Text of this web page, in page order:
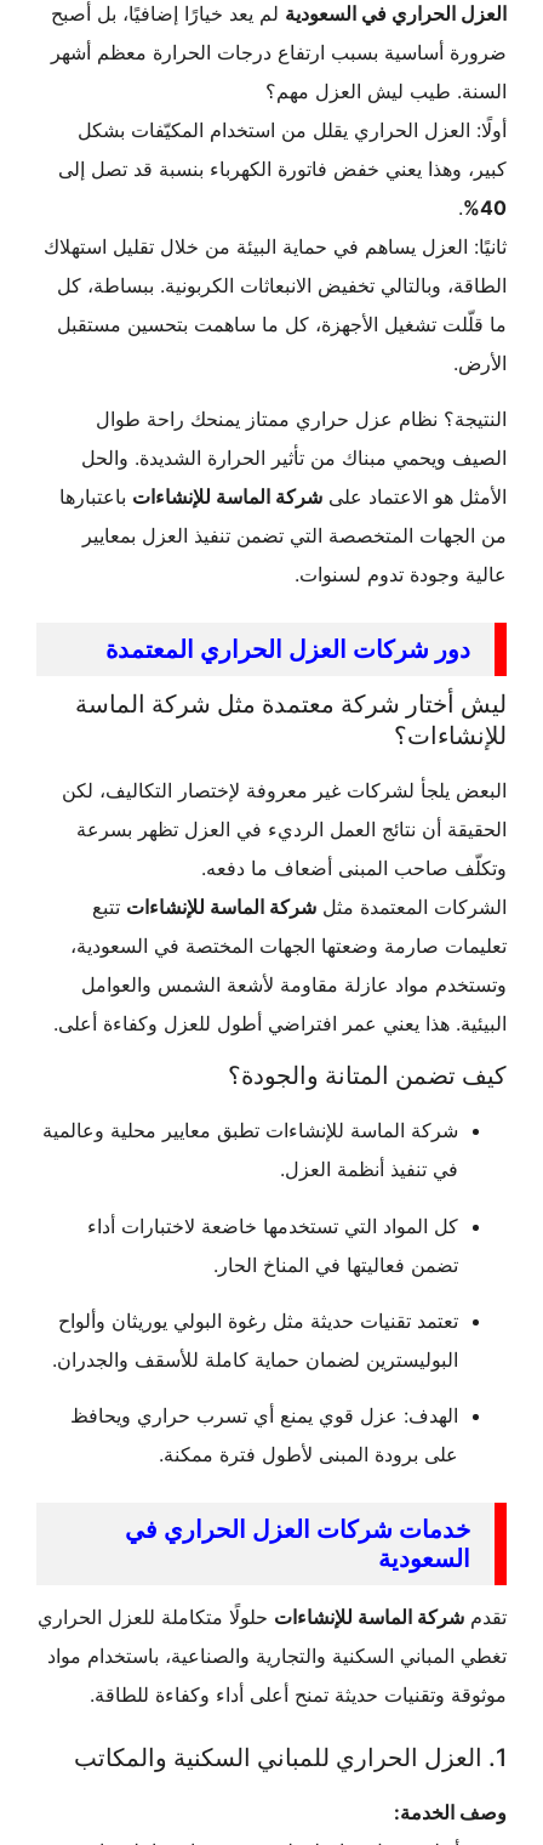
الحراري في السعوديةلم يعد خيارًا إضافيًا، بل أصبح
أساسية بسبب ارتفاع درجات الحرارة معظم أشهر
طيب ليش العزل مهم؟
الحراري يقلل من استخدام المكيّفات بشكل
وهذا يعني خفض فاتورة الكهرباء بنسبة قد تصل إلى
العزل يساهم في حماية البيئة من خلال تقليل استهلاك
وبالتالي تخفيض الانبعاثات الكربونية. ببساطة، كل
تشغيل الأجهزة، كل ما ساهمت بتحسين مستقبل
نظام عزل حراري ممتاز يمنحك راحة طوال
ويحمي مبناك من تأثير الحرارة الشديدة. والحل
هو الاعتماد علىشركة الماسة للإنشاءات باعتبارها
المتخصصة التي تضمن تنفيذ العزل بمعايير
وجودة تدوم لسنوات.
شركات العزل الحراري المعتمدة
شركة معتمدة مثل شركة الماسة
يلجأ لشركات غير معروفة لإختصار التكاليف، لكن
أن نتائج العمل الرديء في العزل تظهر بسرعة
صاحب المبنى أضعاف ما دفعه.
المعتمدة مثلشركة الماسة للإنشاءات تتبع
صارمة وضعتها الجهات المختصة في السعودية،
مواد عازلة مقاومة لأشعة الشمس والعوامل
هذا يعني عمر افتراضي أطول للعزل وكفاءة أعلى.
المتانة والجودة؟
شركة الماسة للإنشاءات تطبق معايير محلية وعالمية
في تنفيذ أنظمة العزل.
كل المواد التي تستخدمها خاضعة لاختبارات أداء
تضمن فعاليتها في المناخ الحار.
تعتمد تقنيات حديثة مثل رغوة البولي يوريثان وألواح
البوليسترين لضمان حماية كاملة للأسقف والجدران.
الهدف: عزل قوي يمنع أي تسرب حراري ويحافظ
على برودة المبنى لأطول فترة ممكنة.
شركات العزل الحراري في
الماسة للإنشاءات حلولًا متكاملة للعزل الحراري
السكنية والتجارية والصناعية، باستخدام مواد
وتقنيات حديثة تمنح أعلى أداء وكفاءة للطاقة.